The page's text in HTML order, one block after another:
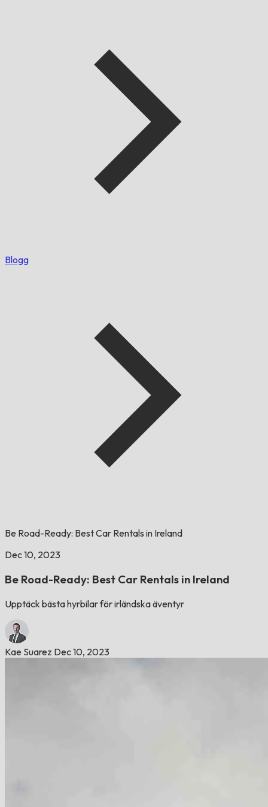
Blogg
Be Road-Ready: Best Car Rentals in Ireland
Dec 10, 2023
Be Road-Ready: Best Car Rentals in Ireland
Upptäck bästa hyrbilar för irländska äventyr
Kae Suarez Dec 10, 2023